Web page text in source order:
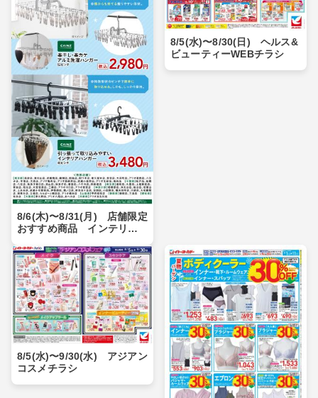
8/6(木)〜8/31(月) 店舗限定
おすすめ商品 インテリア
8/5(水)〜8/30(日) ヘルス&
ビューティーWEBチラシ
8/5(水)〜9/30(水) アジアン
コスメチラシ